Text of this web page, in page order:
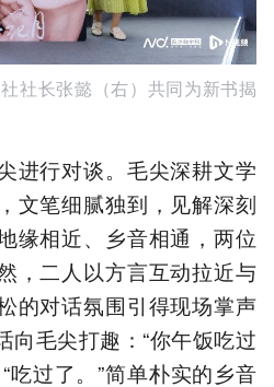
社长张懿（右）共同为新书揭
进行对谈。毛尖深耕文学
文笔细腻独到，见解深刻
缘相近、乡音相通，两位
，二人以方言互动拉近与
的对话氛围引得现场掌声
向毛尖打趣：“你午饭吃过
吃过了。”简单朴实的乡音